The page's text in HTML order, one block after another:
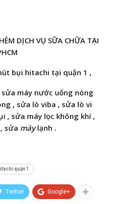
DỊCH VỤ SỮA CHỮA TẠI
bụi hitachi tại quận 1 ,
máy nước uống nóng
, sửa lò viba , sửa lò vi
, sửa máy lọc không khí ,
sửa máylạnh .
quận 1
Twitter Google+